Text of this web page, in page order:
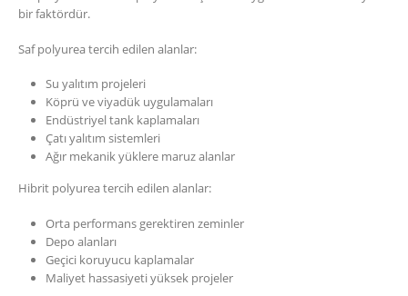
bir faktördür.
Saf polyurea tercih edilen alanlar:
Su yalıtım projeleri
Köprü ve viyadük uygulamaları
Endüstriyel tank kaplamaları
Çatı yalıtım sistemleri
Ağır mekanik yüklere maruz alanlar
Hibrit polyurea tercih edilen alanlar:
Orta performans gerektiren zeminler
Depo alanları
Geçici koruyucu kaplamalar
Maliyet hassasiyeti yüksek projeler